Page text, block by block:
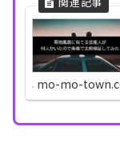
mo-mo-